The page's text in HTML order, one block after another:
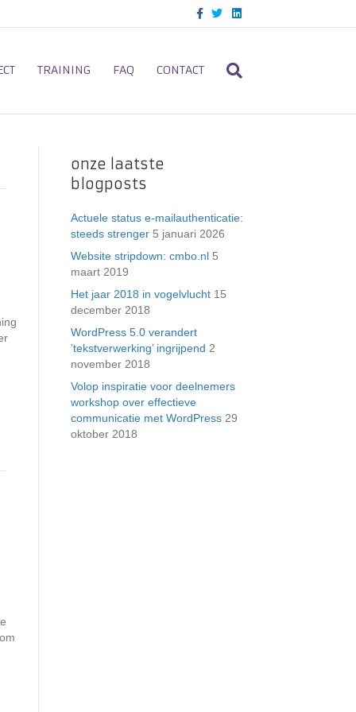
c
o
o
T
i
e
L
n
d
TRAINING FAQ CONTACT
onze laatste
blogposts
Actuele status e-mailauthenticatie:
steeds strenger 5 januari 2026
Website stripdown: cmbo.nl 5
maart 2019
Het jaar 2018 in vogelvlucht 15
december 2018
WordPress 5.0 verandert
’tekstverwerking’ ingrijpend 2
november 2018
Volop inspiratie voor deelnemers
workshop over effectieve
communicatie met WordPress 29
oktober 2018